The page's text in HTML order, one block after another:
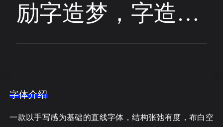
励字造梦，字造梦想
字体介绍
一款以手写感为基础的直线字体，结构张弛有度，布白空